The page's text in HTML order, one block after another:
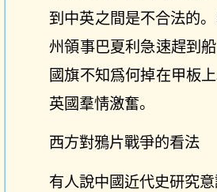
到中英之間是不合法的
州領事巴夏利急速趕到
國旗不知爲何掉在甲板
英國羣情激奮。
西方對鴉片戰爭的看法
有人說中國近代史研究